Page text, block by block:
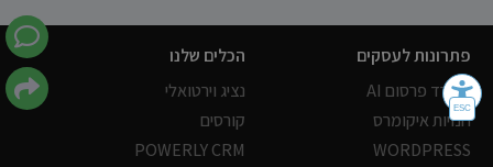
פתרונות לעסקים
משרד פרסום AI
חנויות איקומרס
WORDPRESS
הכלים שלנו
נציג וירטואלי
קורסים
POWERLY CRM